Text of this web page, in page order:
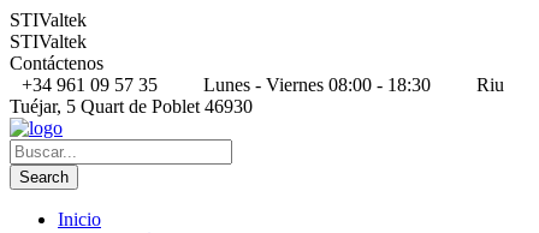
STIValtek
STIValtek
Contáctenos
+34 961 09 57 35
Lunes - Viernes 08:00 - 18:30
Riu
Tuéjar, 5 Quart de Poblet 46930
Inicio